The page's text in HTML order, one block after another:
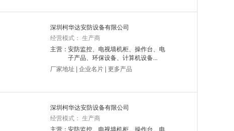
深圳柯华达安防设备有限公司
经营模式： 生产商
主营：安防监控、电视墙机柜、操作台、电
子产品、环保设备、计算机设备...
厂家地址
企业名片 更多产品
深圳柯华达安防设备有限公司
经营模式： 生产商
主营：安防监控、电视墙机柜、操作台、电